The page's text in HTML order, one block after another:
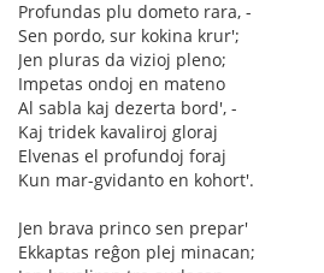
Profundas plu dometo rara, -
Sen pordo, sur kokina krur';
Jen pluras da vizioj pleno;
Impetas ondoj en mateno
Al sabla kaj dezerta bord', -
Kaj tridek kavaliroj gloraj
Elvenas el profundoj foraj
Kun mar-gvidanto en kohort'.
Jen brava princo sen prepar'
Ekkaptas reĝon plej minacan;